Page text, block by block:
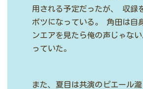
用される予定だったが、
収録
ボツになっている。
角田は自
ンエアを見たら俺の声じゃな
っていた。
また、夏目は共演のピエール